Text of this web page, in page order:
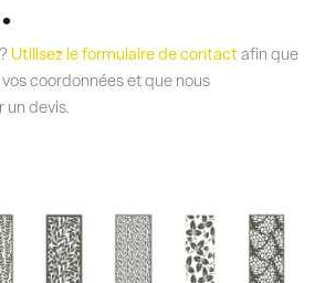
Utilisez le formulaire de contact afin que
coordonnées et que nous
un devis.